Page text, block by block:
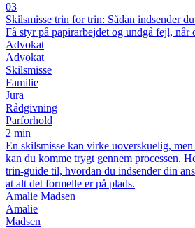
03
Skilsmisse trin for trin: Sådan indsender
Få styr på papirarbejdet og undgå fejl, når
Advokat
Advokat
Skilsmisse
Familie
Jura
Rådgivning
Parforhold
2 min
En skilsmisse kan virke uoverskuelig,
kan du komme trygt gennem processen.
trin-guide til, hvordan du indsender din
at alt det formelle er på plads.
Amalie Madsen
Amalie
Madsen